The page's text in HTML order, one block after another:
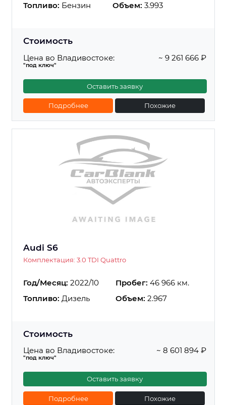
Топливо: Бензин Объем: 3.993
Стоимость
Цена во Владивостоке:
"под ключ"
~ 9 261 666 ₽
Оставить заявку
Подробнее Похожие
Audi S6
Комплектация: 3.0 TDI Quattro
Год/Месяц: 2022/10 Пробег: 46 966 км.
Топливо: Дизель Объем: 2.967
Стоимость
Цена во Владивостоке:
"под ключ"
~ 8 601 894 ₽
Оставить заявку
Подробнее Похожие